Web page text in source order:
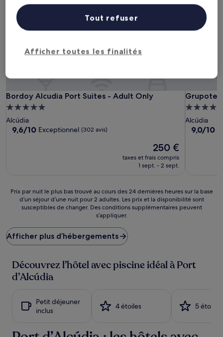
Bordoy Alcudia Port Suites - Adult Only
Bordoy Alcudia Port Suites - Adult Only
Hébergement
5.0 étoiles
Alcúdia
9.6
9,6/10 Exceptionnel (302 avis)
Le
nouveau
prix
250 €
250 €
taxes et frais compris
1 sept. - 2 sept.
Grupotel
Grupotel
4.0 étoiles
Alcúdia
9.0
9,0/10
Prix
plus
bas
trouvé
cours
des
24 dernières
séjour
Prix par nuit le plus bas trouvé au cours des 24 dernières heures sur la base
d’un séjour d’une nuit pour 2 adultes. Les prix et la disponibilité sont
susceptibles de changer. Des conditions supplémentaires peuvent
s’appliquer.
Afficher plus d’hébergements
Découvrez l’hôtel avec piscine idéal à Port
d’Alcúdia
Petit déjeuner
inclus
4 étoiles 5 étoiles
Afficher toutes les finalités
Tout refuser